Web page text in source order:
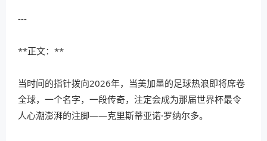
---
**正文：**
当时间的指针拨向2026年，当美加墨的足球热浪即将席卷
全球，一个名字，一段传奇，注定会成为那届世界杯最令
人心潮澎湃的注脚——克里斯蒂亚诺·罗纳尔多。